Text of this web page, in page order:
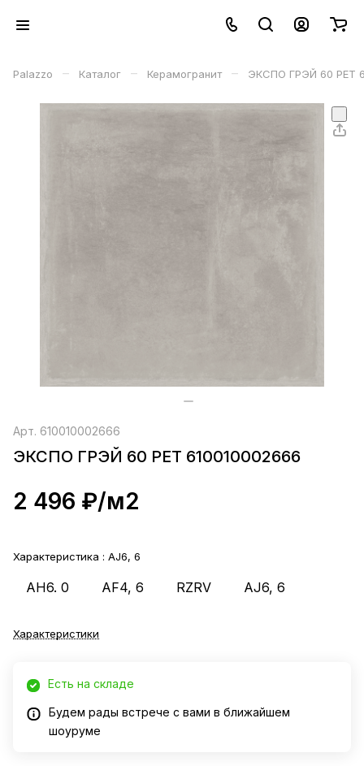
Palazzo – Каталог – Керамогранит – ЭКСПО ГРЭЙ 60 РЕТ
Арт. 610010002666
ЭКСПО ГРЭЙ 60 РЕТ 610010002666
2 496 ₽/м2
Характеристика : AJ6, 6
AH6. 0 AF4, 6 RZRV AJ6, 6
Характеристики
Есть на складе
Будем рады встрече с вами в ближайшем
шоуруме